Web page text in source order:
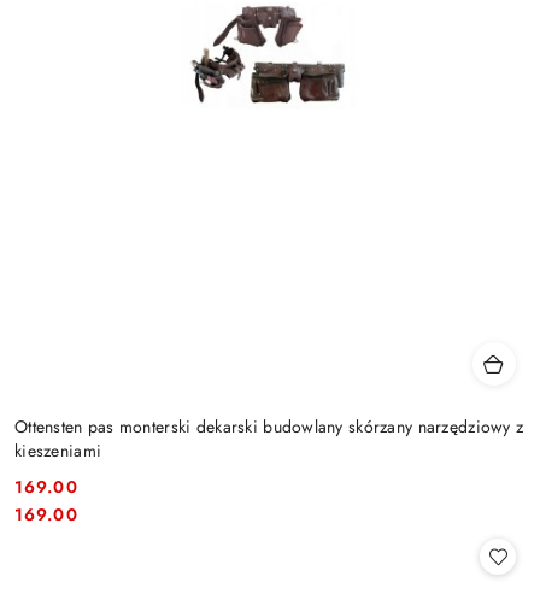
Ottensten pas monterski dekarski budowlany skórzany narzędziowy z
kieszeniami
Cena:
169.00
Cena:
169.00